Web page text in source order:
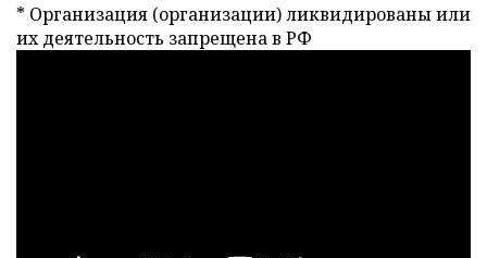
* Организация (организации) ликвидированы или
их деятельность запрещена в РФ